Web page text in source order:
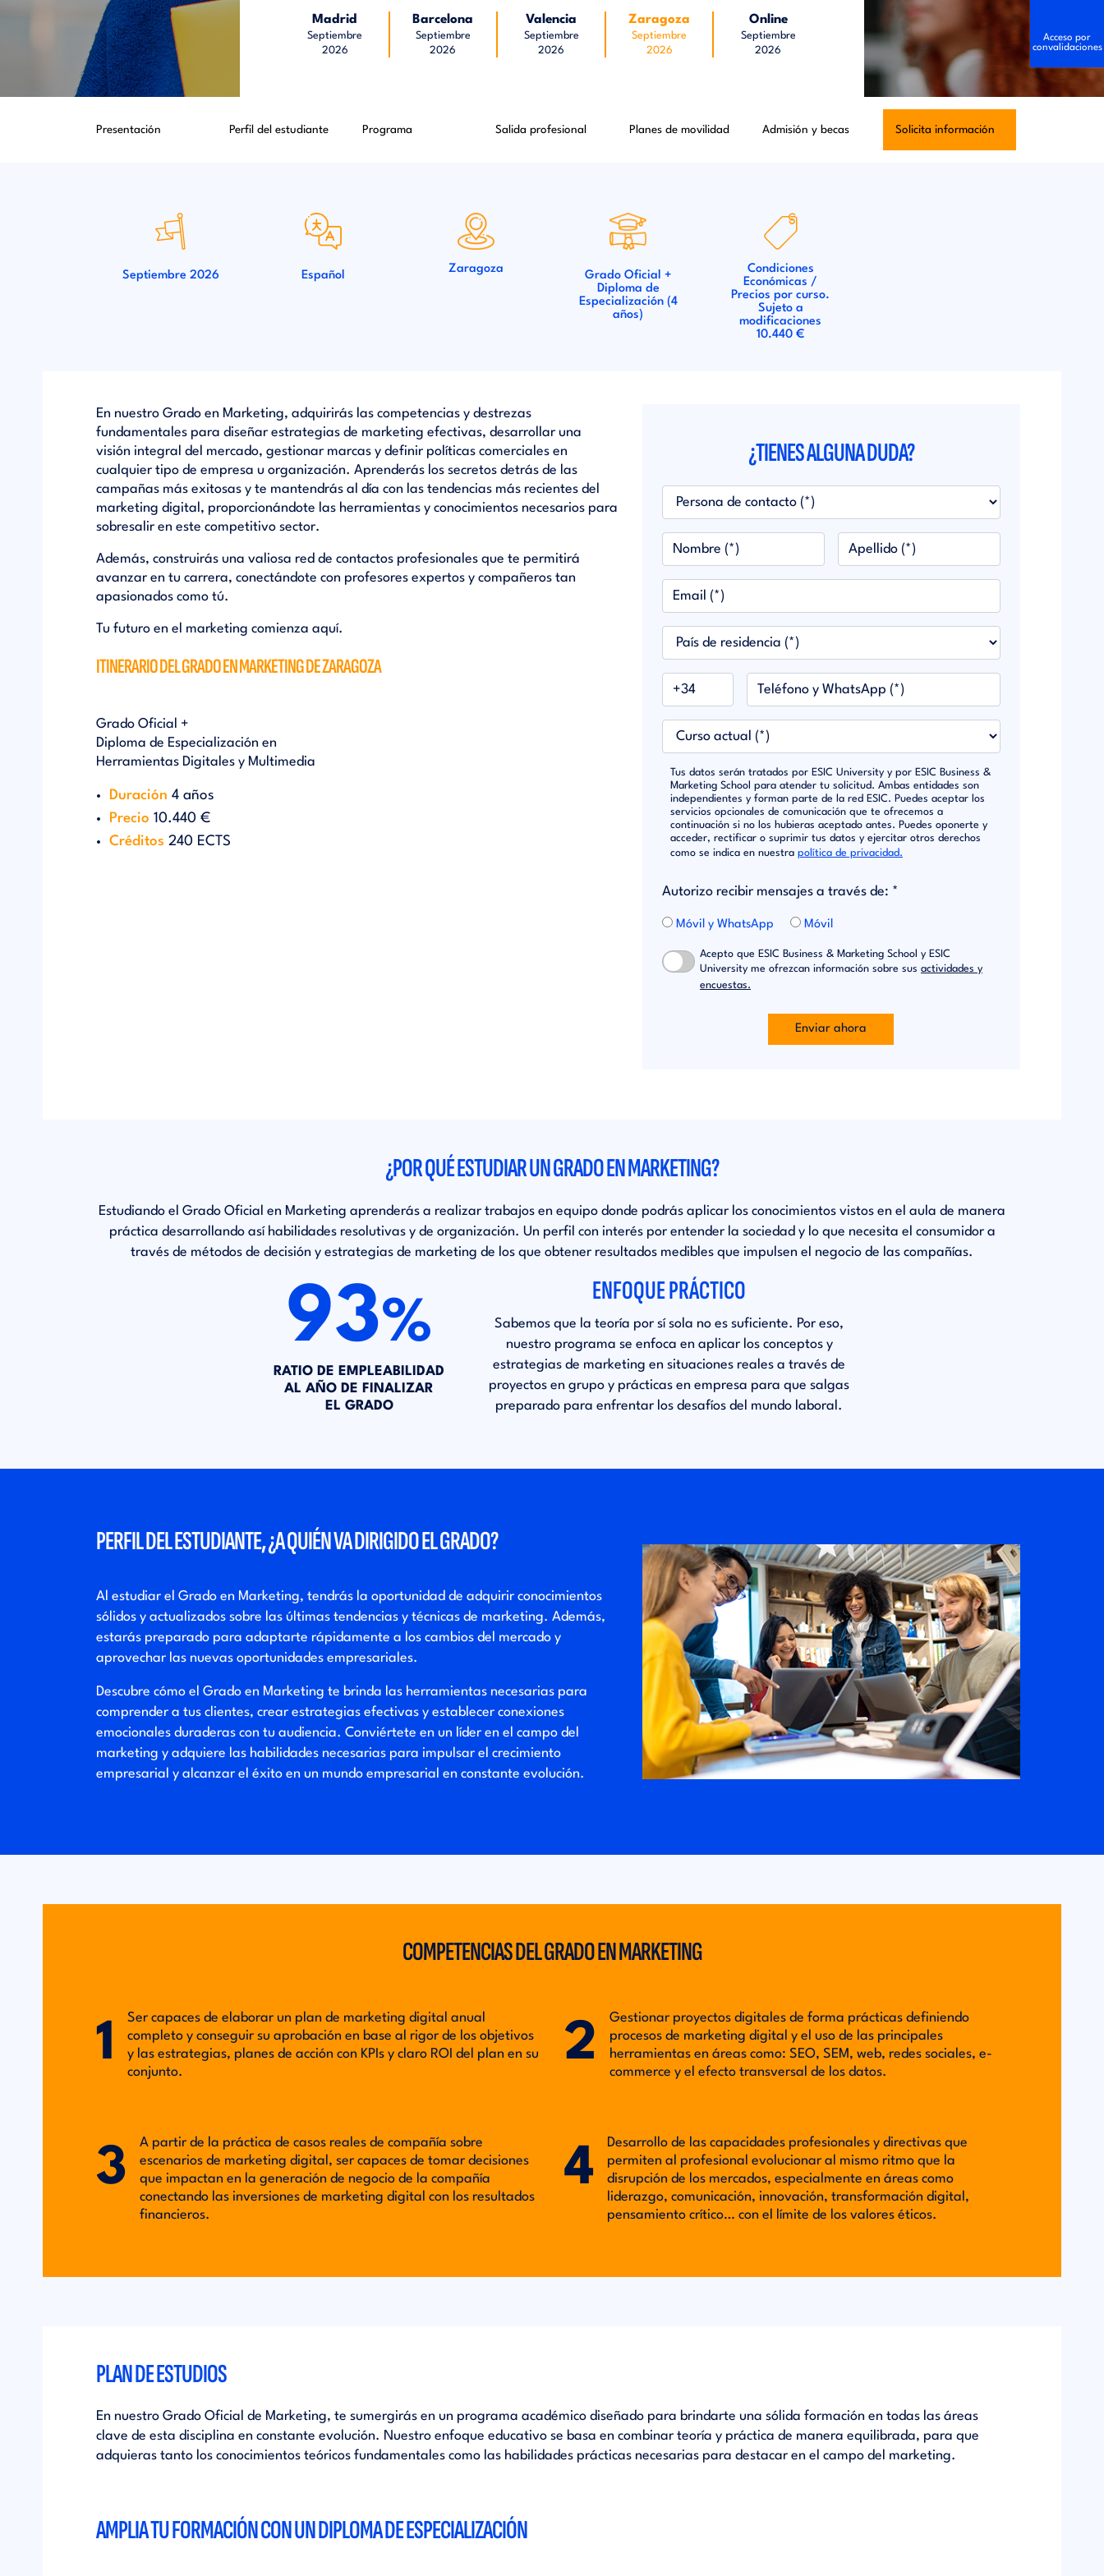
Madrid
Septiembre
2026
Barcelona
Septiembre
2026
Valencia
Septiembre
2026
Zaragoza
Septiembre
2026
Online
Septiembre
2026
Presentación Perfil del estudiante Programa Salida profesional Planes de movilidad Admisión y becas Solicita información
Septiembre 2026 Español
Zaragoza
Grado Oficial +
Diploma de
Especialización (4
años)
Condiciones
Económicas /
Precios por curso.
Sujeto a
modificaciones
10.440 €
En nuestro Grado en Marketing, adquirirás las competencias y destrezas
fundamentales para diseñar estrategias de marketing efectivas, desarrollar una
visión integral del mercado, gestionar marcas y definir políticas comerciales en
cualquier tipo de empresa u organización. Aprenderás los secretos detrás de las
campañas más exitosas y te mantendrás al día con las tendencias más recientes del
marketing digital, proporcionándote las herramientas y conocimientos necesarios para
sobresalir en este competitivo sector.
Además, construirás una valiosa red de contactos profesionales que te permitirá
avanzar en tu carrera, conectándote con profesores expertos y compañeros tan
apasionados como tú.
Tu futuro en el marketing comienza aquí.
ITINERARIO DEL GRADO EN MARKETING DE ZARAGOZA
Grado Oficial +
Diploma de Especialización en
Herramientas Digitales y Multimedia
Duración 4 años
Precio 10.440 €
Créditos 240 ECTS
¿TIENES ALGUNA DUDA?
Tus datos serán tratados por ESIC University y por ESIC Business &
Marketing School para atender tu solicitud. Ambas entidades son
independientes y forman parte de la red ESIC. Puedes aceptar los
servicios opcionales de comunicación que te ofrecemos a
continuación si no los hubieras aceptado antes. Puedes oponerte y
acceder, rectificar o suprimir tus datos y ejercitar otros derechos
como se indica en nuestra política de privacidad.
Autorizo recibir mensajes a través de: *
Móvil y WhatsApp Móvil
Acepto que ESIC Business & Marketing School y ESIC
University me ofrezcan información sobre sus actividades y
encuestas.
Enviar ahora
¿POR QUÉ ESTUDIAR UN GRADO EN MARKETING?
Estudiando el Grado Oficial en Marketing aprenderás a realizar trabajos en equipo donde podrás aplicar los conocimientos vistos en el aula de manera
práctica desarrollando así habilidades resolutivas y de organización. Un perfil con interés por entender la sociedad y lo que necesita el consumidor a
través de métodos de decisión y estrategias de marketing de los que obtener resultados medibles que impulsen el negocio de las compañías.
93%
RATIO DE EMPLEABILIDAD
AL AÑO DE FINALIZAR
EL GRADO
ENFOQUE PRÁCTICO
Sabemos que la teoría por sí sola no es suficiente. Por eso,
nuestro programa se enfoca en aplicar los conceptos y
estrategias de marketing en situaciones reales a través de
proyectos en grupo y prácticas en empresa para que salgas
preparado para enfrentar los desafíos del mundo laboral.
PERFIL DEL ESTUDIANTE, ¿A QUIÉN VA DIRIGIDO EL GRADO?
Al estudiar el Grado en Marketing, tendrás la oportunidad de adquirir conocimientos
sólidos y actualizados sobre las últimas tendencias y técnicas de marketing. Además,
estarás preparado para adaptarte rápidamente a los cambios del mercado y
aprovechar las nuevas oportunidades empresariales.
Descubre cómo el Grado en Marketing te brinda las herramientas necesarias para
comprender a tus clientes, crear estrategias efectivas y establecer conexiones
emocionales duraderas con tu audiencia. Conviértete en un líder en el campo del
marketing y adquiere las habilidades necesarias para impulsar el crecimiento
empresarial y alcanzar el éxito en un mundo empresarial en constante evolución.
COMPETENCIAS DEL GRADO EN MARKETING
1
Ser capaces de elaborar un plan de marketing digital anual
completo y conseguir su aprobación en base al rigor de los objetivos
y las estrategias, planes de acción con KPIs y claro ROI del plan en su
conjunto.
2
Gestionar proyectos digitales de forma prácticas definiendo
procesos de marketing digital y el uso de las principales
herramientas en áreas como: SEO, SEM, web, redes sociales, e-
commerce y el efecto transversal de los datos.
3
A partir de la práctica de casos reales de compañía sobre
escenarios de marketing digital, ser capaces de tomar decisiones
que impactan en la generación de negocio de la compañía
conectando las inversiones de marketing digital con los resultados
financieros.
4
Desarrollo de las capacidades profesionales y directivas que
permiten al profesional evolucionar al mismo ritmo que la
disrupción de los mercados, especialmente en áreas como
liderazgo, comunicación, innovación, transformación digital,
pensamiento crítico… con el límite de los valores éticos.
PLAN DE ESTUDIOS
En nuestro Grado Oficial de Marketing, te sumergirás en un programa académico diseñado para brindarte una sólida formación en todas las áreas
clave de esta disciplina en constante evolución. Nuestro enfoque educativo se basa en combinar teoría y práctica de manera equilibrada, para que
adquieras tanto los conocimientos teóricos fundamentales como las habilidades prácticas necesarias para destacar en el campo del marketing.
AMPLIA TU FORMACIÓN CON UN DIPLOMA DE ESPECIALIZACIÓN
Acceso por
convalidaciones